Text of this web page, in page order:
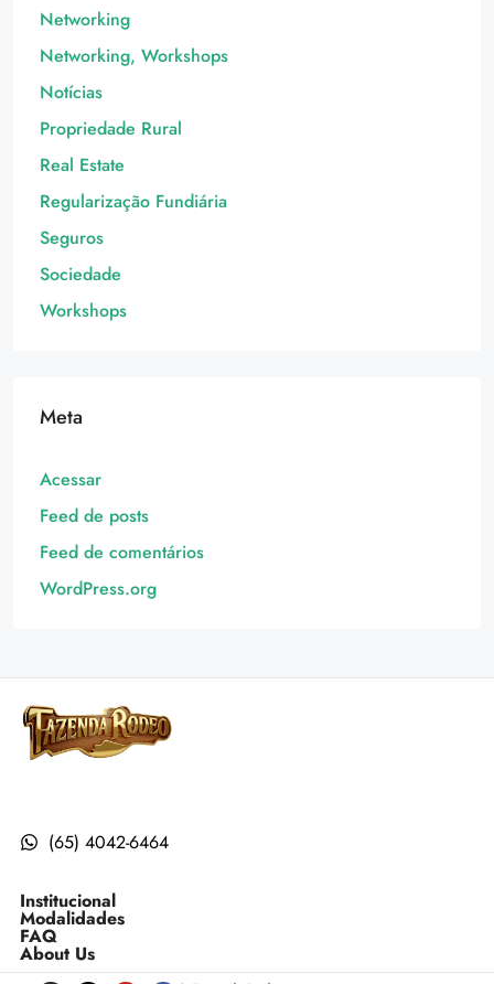
Networking
Networking, Workshops
Notícias
Propriedade Rural
Real Estate
Regularização Fundiária
Seguros
Sociedade
Workshops
Meta
Acessar
Feed de posts
Feed de comentários
WordPress.org
(65) 4042-6464
Institucional
Modalidades
FAQ
About Us